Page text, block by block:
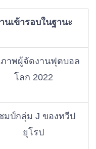
นเข้ารอบในฐานะ
ภาพผู้จัดงานฟุตบอล
โลก 2022
มป์กลุ่ม J ของทวีป
ยุโรป